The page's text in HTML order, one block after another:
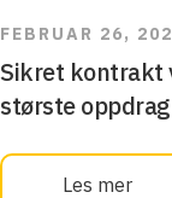
FEBRUAR 26,
Sikret kontrakt
største
Les mer